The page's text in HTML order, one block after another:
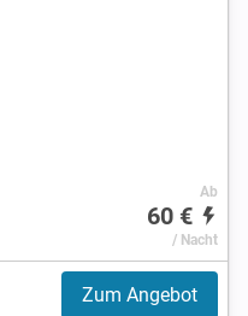
Ab
60 €
/ Nacht
Zum Angebot